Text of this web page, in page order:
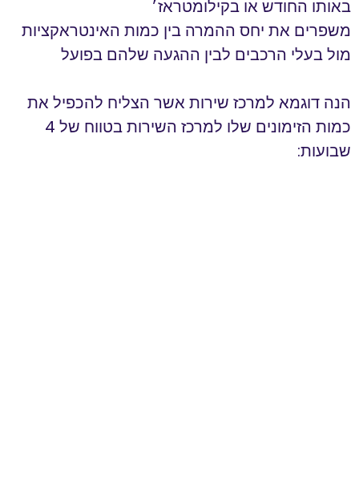
באותו החודש או בקילומטראז׳
משפרים את יחס ההמרה בין כמות האינטראקציות
מול בעלי הרכבים לבין ההגעה שלהם בפועל
הנה דוגמא למרכז שירות אשר הצליח להכפיל את
כמות הזימונים שלו למרכז השירות בטווח של 4
שבועות: